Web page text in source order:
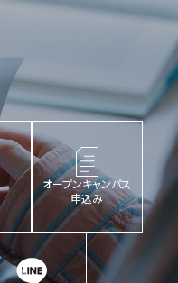
オープンキャンパス
申込み